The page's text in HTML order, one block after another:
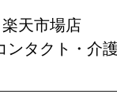
天市場店
ンタクト・介